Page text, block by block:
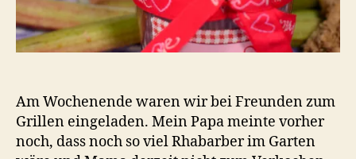
Am Wochenende waren wir bei Freunden zum
Grillen eingeladen. Mein Papa meinte vorher
noch, dass noch so viel Rhabarber im Garten